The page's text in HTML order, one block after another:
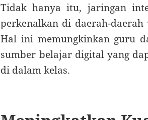
Tidak hanya itu, jaringan
perkenalkan di daerah-
Hal ini memungkinkan guru
sumber belajar digital yang
di dalam kelas.